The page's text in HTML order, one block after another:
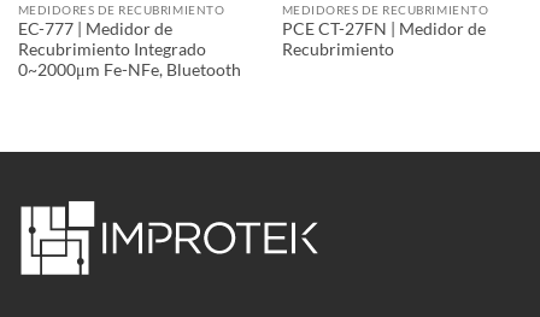
MEDIDORES DE RECUBRIMIENTO
EC-777 | Medidor de
Recubrimiento Integrado
0~2000μm Fe-NFe, Bluetooth
MEDIDORES DE RECUBRIMIENTO
PCE CT-27FN | Medidor de
Recubrimiento